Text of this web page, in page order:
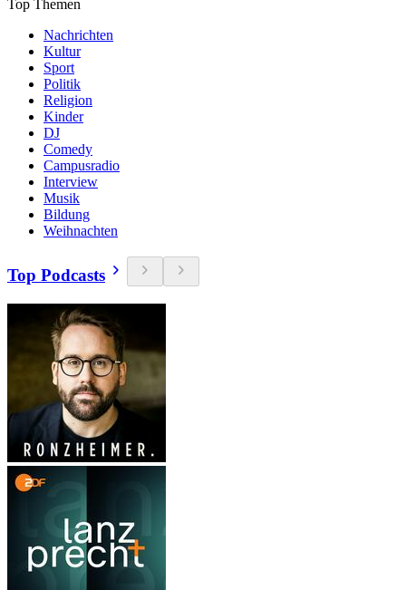
Top Themen
Nachrichten
Kultur
Sport
Politik
Religion
Kinder
DJ
Comedy
Campusradio
Interview
Musik
Bildung
Weihnachten
Top Podcasts